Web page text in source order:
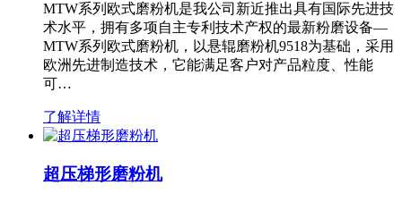
MTW系列欧式磨粉机是我公司新近推出具有国际先进技
术水平，拥有多项自主专利技术产权的最新粉磨设备—
MTW系列欧式磨粉机，以悬辊磨粉机9518为基础，采用
欧洲先进制造技术，它能满足客户对产品粒度、性能
可…
了解详情
超压梯形磨粉机